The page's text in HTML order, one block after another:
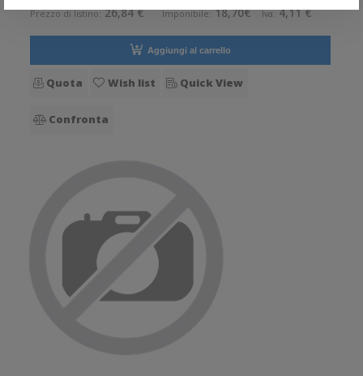
Pezzo di ricambio. Opzionale: Si Ricambio: Si
Prezzo di listino:26,84 € Imponibile:18,70€ Iva:4,11 €
Aggiungi al carrello
Quota Wish list Quick View
Confronta